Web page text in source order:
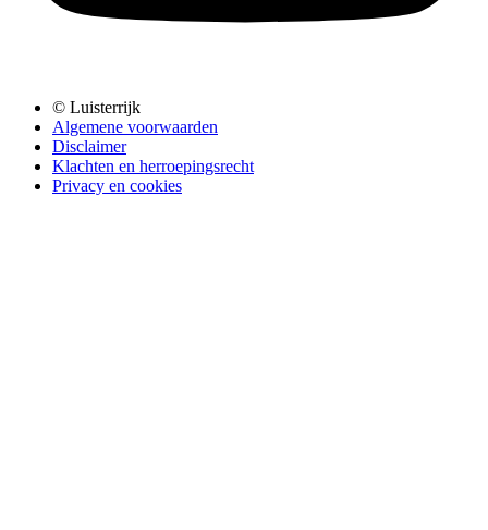
© Luisterrijk
Algemene voorwaarden
Disclaimer
Klachten en herroepingsrecht
Privacy en cookies